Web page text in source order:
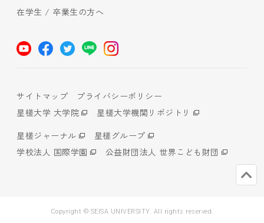
在学生 / 卒業生の方へ
サイトマップ
プライバシーポリシー
星槎大学 大学院
星槎大学機関リポジトリ
星槎ジャーナル
星槎グループ
学校法人 国際学園
公益財団法人 世界こども財団
Copyright © SEISA UNIVERSITY. All rights reserved.